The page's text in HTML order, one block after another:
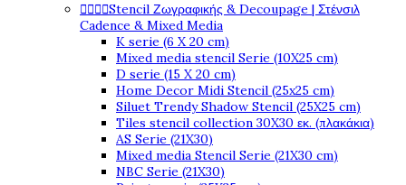
Stencil Ζωγραφικής & Decoupage | Στένσιλ
Cadence & Mixed Media
K serie (6 X 20 cm)
Mixed media stencil Serie (10X25 cm)
D serie (15 X 20 cm)
Home Decor Midi Stencil (25x25 cm)
Siluet Trendy Shadow Stencil (25X25 cm)
Tiles stencil collection 30X30 εκ. (πλακάκια)
AS Serie (21X30)
Mixed media Stencil Serie (21X30 cm)
NBC Serie (21X30)